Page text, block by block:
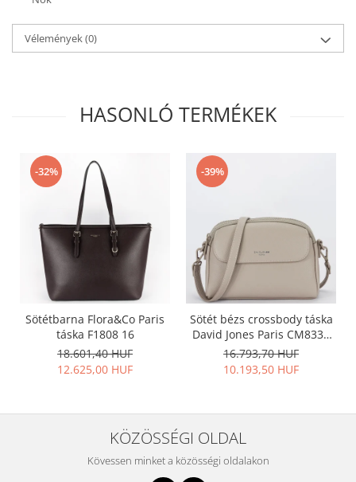
Vélemények(0)
HASONLÓ TERMÉKEK
-32%
Sötétbarna Flora&Co Paris
táska F1808 16
18.601,40 HUF
12.625,00 HUF
-39%
Sötét bézs crossbody táska
David Jones Paris CM8330
15
16.793,70 HUF
10.193,50 HUF
KÖZÖSSÉGI OLDAL
Kövessen minket a közösségi oldalakon